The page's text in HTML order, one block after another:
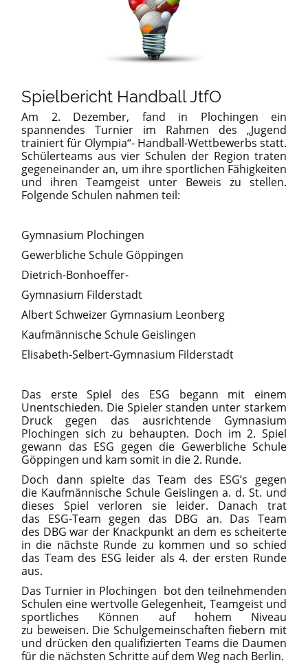
Spielbericht Handball JtfO
Am 2. Dezember, fand in Plochingen ein
spannendes Turnier im Rahmen des „Jugend
trainiert für Olympia“- Handball-Wettbewerbs statt.
Schülerteams aus vier Schulen der Region traten
gegeneinander an, um ihre sportlichen Fähigkeiten
und ihren Teamgeist unter Beweis zu stellen.
Folgende Schulen nahmen teil:
Gymnasium Plochingen
Gewerbliche Schule Göppingen
Dietrich-Bonhoeffer-
Gymnasium Filderstadt
Albert Schweizer Gymnasium Leonberg
Kaufmännische Schule Geislingen
Elisabeth-Selbert-Gymnasium Filderstadt
Das erste Spiel des ESG begann mit einem
Unentschieden. Die Spieler standen unter starkem
Druck gegen das ausrichtende Gymnasium
Plochingen sich zu behaupten. Doch im 2. Spiel
gewann das ESG gegen die Gewerbliche Schule
Göppingen und kam somit in die 2. Runde.
Doch dann spielte das Team des ESG’s gegen
die Kaufmännische Schule Geislingen a. d. St. und
dieses Spiel verloren sie leider. Danach trat
das ESG-Team gegen das DBG an. Das Team
des DBG war der Knackpunkt an dem es scheiterte
in die nächste Runde zu kommen und so schied
das Team des ESG leider als 4. der ersten Runde
aus.
Das Turnier in Plochingen bot den teilnehmenden
Schulen eine wertvolle Gelegenheit, Teamgeist und
sportliches Können auf hohem Niveau
zu beweisen. Die Schulgemeinschaften fiebern mit
und drücken den qualifizierten Teams die Daumen
für die nächsten Schritte auf dem Weg nach Berlin.